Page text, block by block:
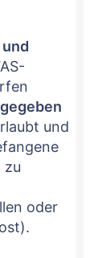
und
zu
oder